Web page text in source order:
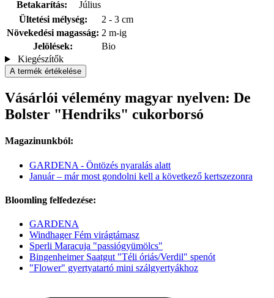
Betakarítás:
Július
Ültetési mélység:
2 - 3 cm
Növekedési magasság: 2 m-ig
Jelölések:
Bio
Kiegészítők
A termék értékelése
Vásárlói vélemény magyar nyelven: De
Bolster "Hendriks" cukorborsó
Magazinunkból:
GARDENA - Öntözés nyaralás alatt
Január – már most gondolni kell a következő kertszezonra
Bloomling felfedezése:
GARDENA
Windhager Fém virágtámasz
Sperli Maracuja "passiógyümölcs"
Bingenheimer Saatgut "Téli óriás/Verdil" spenót
"Flower" gyertyatartó mini szálgyertyákhoz